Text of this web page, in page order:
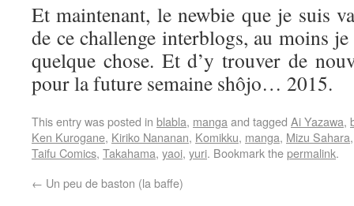
Et maintenant, le newbie que je suis
de ce challenge interblogs, au moins
quelque chose. Et d’y trouver de
pour la future semaine shôjo… 2015.
This entry was posted in blabla, mangaand tagged Ai Yazawa,
Ken Kurogane, Kiriko Nananan, Komikku, manga, Mizu Sahara
Taifu Comics, Takahama, yaoi, yuri. Bookmark thepermalink.
← Un peu de baston (la baffe)